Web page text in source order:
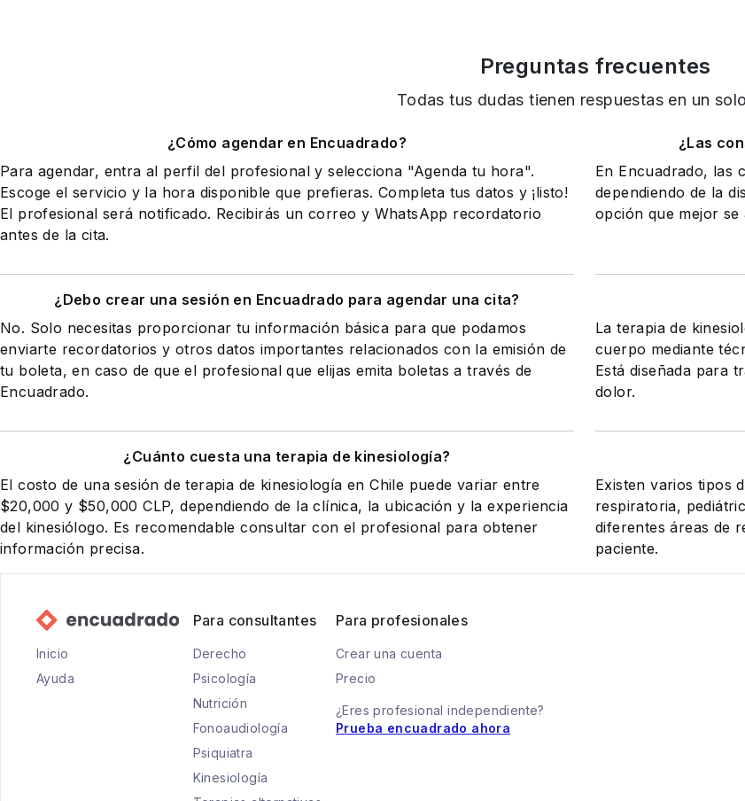
Preguntas frecuentes
Todas tus dudas tienen respuestas en un
¿Cómo agendar en Encuadrado?
Para agendar, entra al perfil del profesional y selecciona "Agenda tu hora".
Escoge el servicio y la hora disponible que prefieras. Completa tus datos y ¡listo!
El profesional será notificado. Recibirás un correo y WhatsApp recordatorio
antes de la cita.
¿Las
En Encuadrado, las
dependiendo de la
opción que mejor se
¿Debo crear una sesión en Encuadrado para agendar una cita?
No. Solo necesitas proporcionar tu información básica para que podamos
enviarte recordatorios y otros datos importantes relacionados con la emisión de
tu boleta, en caso de que el profesional que elijas emita boletas a través de
Encuadrado.
La terapia de
cuerpo mediante
Está diseñada para
dolor.
¿Cuánto cuesta una terapia de kinesiología?
El costo de una sesión de terapia de kinesiología en Chile puede variar entre
$20,000 y $50,000 CLP, dependiendo de la clínica, la ubicación y la experiencia
del kinesiólogo. Es recomendable consultar con el profesional para obtener
información precisa.
Existen varios tipos
respiratoria,
diferentes áreas de
paciente.
Inicio
Ayuda
Para consultantes
Derecho
Psicología
Nutrición
Fonoaudiología
Psiquiatra
Kinesiología
Para profesionales
Crear una cuenta
Precio
¿Eres profesional independiente?
Prueba encuadrado ahora